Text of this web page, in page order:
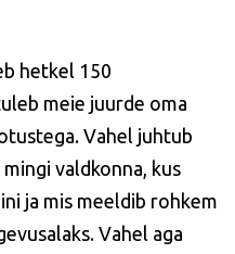
hetkel 150
meie juurde oma
Vahel juhtub
valdkonna, kus
ja mis meeldib rohkem
Vahel aga